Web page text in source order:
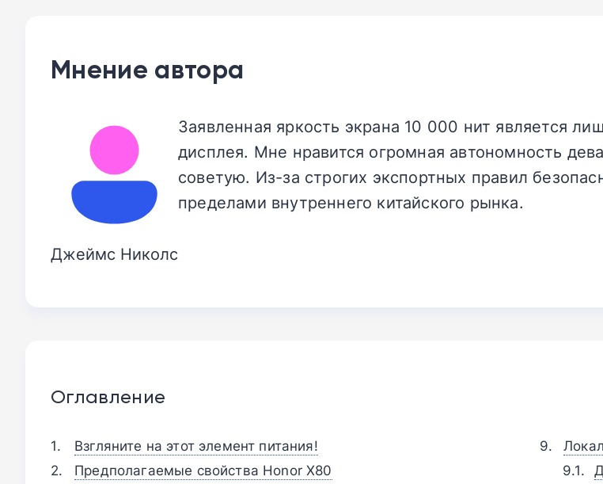
Мнение автора
Джеймс Николс
Заявленная яркость экрана 10 000 нит является
дисплея. Мне нравится огромная автономность
советую. Из-за строгих экспортных правил
пределами внутреннего китайского рынка.
Оглавление
Взгляните на этот элемент питания!
Предполагаемые свойства Honor X80